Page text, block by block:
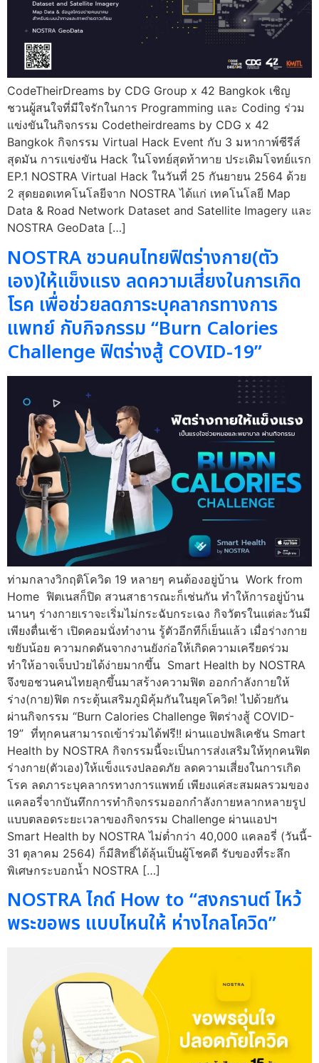
CodeTheirDreams by CDG Group x 42 Bangkok เชิญ
ชวนผู้สนใจที่มีใจรักในการ Programming และ Coding ร่วม
แข่งขันในกิจกรรม Codetheirdreams by CDG x 42
Bangkok กิจกรรม Virtual Hack Event กับ 3 มหากาพ์ซีรีส์
สุดมัน การแข่งขัน Hack ในโจทย์สุดท้าทาย ประเดิมโจทย์แรก
EP.1 NOSTRA Virtual Hack ในวันที่ 25 กันยายน 2564 ด้วย
2 สุดยอดเทคโนโลยีจาก NOSTRA ได้แก่ เทคโนโลยี Map
Data & Road Network Dataset and Satellite Imagery และ
NOSTRA GeoData […]
NOSTRA ชวนคนไทยฟิตร่างกาย(ตัว
เอง)ให้แข็งแรง ลดความเสี่ยงในการเกิด
โรค เพื่อช่วยลดภาระบุคลากรทางการ
แพทย์ กับกิจกรรม “Burn Calories
Challenge ฟิตร่างสู้ COVID-19”
ท่ามกลางวิกฤติโควิด 19 หลายๆ คนต้องอยู่บ้าน Work from
Home ฟิตเนสก็ปิด สวนสาธารณะก็เช่นกัน ทำให้การอยู่บ้าน
นานๆ ร่างกายเราจะเริ่มไม่กระฉับกระเฉง กิจวัตรในแต่ละวันมี
เพียงตื่นเช้า เปิดคอมนั่งทำงาน รู้ตัวอีกทีก็เย็นแล้ว เมื่อร่างกาย
ขยับน้อย ความกดดันจากงานยังก่อให้เกิดความเครียดร่วม
ทำให้อาจเจ็บป่วยได้ง่ายมากขึ้น Smart Health by NOSTRA
จึงขอชวนคนไทยลุกขึ้นมาสร้างความฟิต ออกกำลังกายให้
ร่าง(กาย)ฟิต กระตุ้นเสริมภูมิคุ้มกันในยุคโควิด! ไปด้วยกัน
ผ่านกิจกรรม “Burn Calories Challenge ฟิตร่างสู้ COVID-
19” ที่ทุกคนสามารถเข้าร่วมได้ฟรี!! ผ่านแอปพลิเคชัน Smart
Health by NOSTRA กิจกรรมนี้จะเป็นการส่งเสริมให้ทุกคนฟิต
ร่างกาย(ตัวเอง)ให้แข็งแรงปลอดภัย ลดความเสี่ยงในการเกิด
โรค ลดภาระบุคลากรทางการแพทย์ เพียงแค่สะสมผลรวมของ
แคลอรี่จากบันทึกการทำกิจกรรมออกกำลังกายหลากหลายรูป
แบบตลอดระยะเวลาของกิจกรรม Challenge ผ่านแอปฯ
Smart Health by NOSTRA ไม่ต่ำกว่า 40,000 แคลอรี่ (วันนี้-
31 ตุลาคม 2564) ก็มีสิทธิ์ได้ลุ้นเป็นผู้โชคดี รับของที่ระลึก
พิเศษกระบอกน้ำ NOSTRA […]
NOSTRA ไกด์ How to “สงกรานต์ ไหว้
พระขอพร แบบไหนให้ ห่างไกลโควิด”